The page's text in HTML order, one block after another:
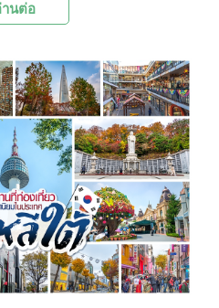
ในกรุงโซลซึ่งมีอยู่หลาย
แฟชั่น ย่านแบรนด์เนม
วันนี้ทาง Palanla จึงได้
ยอดนิยมในกรุงโซลที่มี
าศที่น่าเดินมาฝากทุกท่าน
านต่อ